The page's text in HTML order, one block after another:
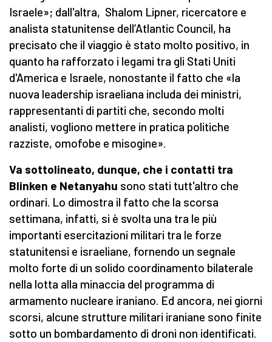
Israele»; dall'altra, Shalom Lipner, ricercatore e
analista statunitense dell’Atlantic Council, ha
precisato che il viaggio è stato molto positivo, in
quanto ha rafforzato i legami tra gli Stati Uniti
d'America e Israele, nonostante il fatto che «la
nuova leadership israeliana includa dei ministri,
rappresentanti di partiti che, secondo molti
analisti, vogliono mettere in pratica politiche
razziste, omofobe e misogine».
Va sottolineato, dunque, che i contatti tra
Blinken e Netanyahu sono stati tutt'altro che
ordinari. Lo dimostra il fatto che la scorsa
settimana, infatti, si è svolta una tra le più
importanti esercitazioni militari tra le forze
statunitensi e israeliane, fornendo un segnale
molto forte di un solido coordinamento bilaterale
nella lotta alla minaccia del programma di
armamento nucleare iraniano. Ed ancora, nei giorni
scorsi, alcune strutture militari iraniane sono finite
sotto un bombardamento di droni non identificati.